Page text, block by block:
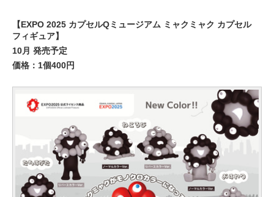
【EXPO 2025 カプセルQミュージアム ミャクミャク カプセル
フィギュア】
10月 発売予定
価格：1個400円